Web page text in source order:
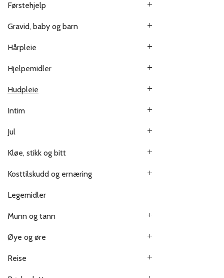
Førstehjelp
Gravid, baby og barn
Hårpleie
Hjelpemidler
Hudpleie
Intim
Jul
Kløe, stikk og bitt
Kosttilskudd og ernæring
Legemidler
Munn og tann
Øye og øre
Reise